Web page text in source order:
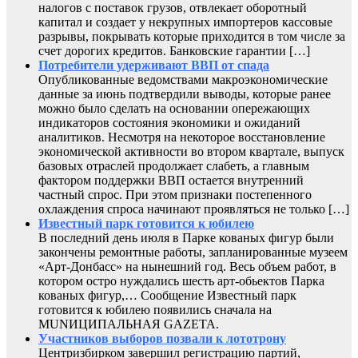
налогов с поставок грузов, отвлекает оборотный
капитал и создает у некрупных импортеров кассовые
разрывы, покрывать которые приходится в том числе за
счет дорогих кредитов. Банковские гарантии […]
Потребители удерживают ВВП от спада
Опубликованные ведомствами макроэкономические
данные за июнь подтвердили выводы, которые ранее
можно было сделать на основании опережающих
индикаторов состояния экономики и ожиданий
аналитиков. Несмотря на некоторое восстановление
экономической активности во втором квартале, выпуск
базовых отраслей продолжает слабеть, а главным
фактором поддержки ВВП остается внутренний
частный спрос. При этом признаки постепенного
охлаждения спроса начинают проявляться не только […]
Известный парк готовится к юбилею
В последний день июля в Парке кованых фигур были
закончены ремонтные работы, запланированные музеем
«Арт-Донбасс» на нынешний год. Весь объем работ, в
котором остро нуждались шесть арт-обьектов Парка
кованых фигур,… Сообщение Известный парк
готовится к юбилею появились сначала на
MUNИЦИПАЛЬНАЯ GAZЕТА.
Участников выборов позвали к лототрону
Центризбирком завершил регистрацию партий,